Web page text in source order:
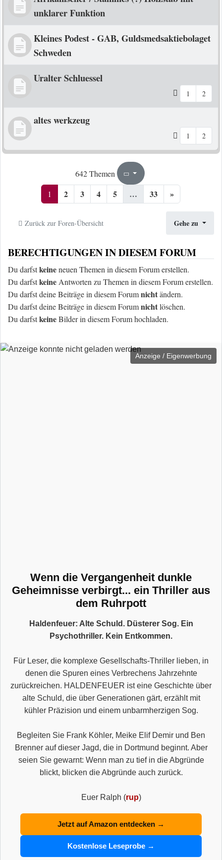
unklarer Funktion
Kleines Podest - GAB, Guldsmedsaktiebolaget
Schweden
Uralter Schluessel
1 2
altes werkzeug
1 2
642 Themen Seite1
1 2 3 4 5 … 33 »
Zurück zur Foren-Übersicht Gehe zu
BERECHTIGUNGEN IN DIESEM FORUM
Du darfstkeineneuen Themen in diesem Forum erstellen.
Du darfstkeine Antworten zu Themen in diesem Forum erstellen.
Du darfst deine Beiträge in diesem Forumnichtändern.
Du darfst deine Beiträge in diesem Forumnichtlöschen.
Du darfstkeineBilder in diesem Forum hochladen.
Anzeige / Eigenwerbung
Wenn die Vergangenheit dunkle
Geheimnisse verbirgt... ein Thriller aus
dem Ruhrpott
Haldenfeuer: Alte Schuld. Düsterer Sog. Ein
Psychothriller. Kein Entkommen.
Für Leser, die komplexe Gesellschafts-Thriller lieben, in
denen die Spuren eines Verbrechens Jahrzehnte
zurückreichen. HALDENFEUER ist eine Geschichte über
alte Schuld, die über Generationen gärt, erzählt mit
kühler Präzision und einem unbarmherzigen Sog.
Begleiten Sie Frank Köhler, Meike Elif Demir und Ben
Brenner auf dieser Jagd, die in Dortmund beginnt. Aber
seien Sie gewarnt: Wenn man zu tief in die Abgründe
blickt, blicken die Abgründe auch zurück.
Euer Ralph (rup)
Jetzt auf Amazon entdecken →
Kostenlose Leseprobe →